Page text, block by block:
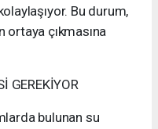
Bu durum,
ortaya çıkmasına
GEREKİYOR
bulunan su